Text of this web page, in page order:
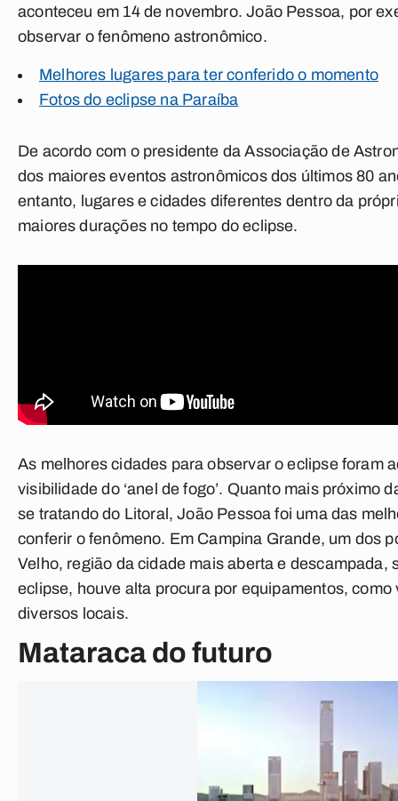
aconteceu em 14 de novembro. João Pessoa, por
observar o fenômeno astronômico.
Melhores lugares para ter conferido o momento
Fotos do eclipse na Paraíba
De acordo com o presidente da Associação de
dos maiores eventos astronômicos dos últimos 80
entanto, lugares e cidades diferentes dentro da
maiores durações no tempo do eclipse.
As melhores cidades para observar o eclipse foram
visibilidade do ‘anel de fogo’. Quanto mais
se tratando do Litoral, João Pessoa foi uma das
conferir o fenômeno. Em Campina Grande, um dos
Velho, região da cidade mais aberta e
eclipse, houve alta procura por equipamentos,
diversos locais.
Mataraca do futuro